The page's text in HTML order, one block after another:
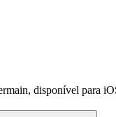
disponível para